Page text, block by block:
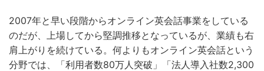
2007年と早い段階からオンライン英会話事業をしている
のだが、上場してから堅調推移となっているが、業績も右
肩上がりを続けている。何よりもオンライン英会話という
分野では、「利用者数80万人突破」「法人導入社数2,300